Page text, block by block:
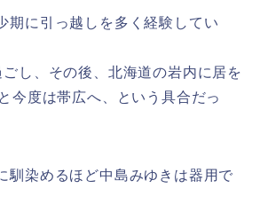
期に引っ越しを多く経験してい
し、その後、北海道の岩内に居を
今度は帯広へ、という具合だっ
馴染めるほど中島みゆきは器用で